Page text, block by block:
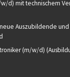
w/d) mit technischem
Auszubildende
(m/w/d)